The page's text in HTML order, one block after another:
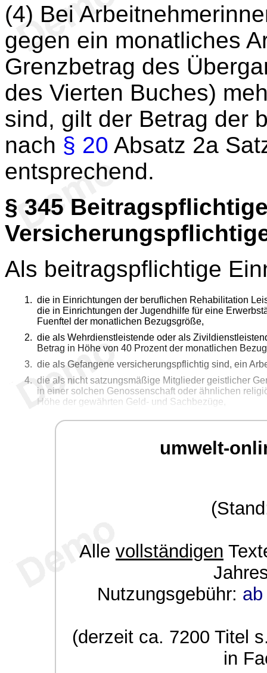
(4) Bei
gegen ein monatliches
Grenzbetrag des
des Vierten Buches)
sind, gilt der Betrag der
nach § 20 Absatz 2a
entsprechend.
§ 345
Als beitragspflichtige
die in Einrichtungen der beruflichen Rehabilitation
die in Einrichtungen der Jugendhilfe für eine
Fuenftel der monatlichen Bezugsgröße,
die als Wehrdienstleistende oder als
Betrag in Höhe von 40 Prozent der monatlichen
die als Gefangene versicherungspflichtig sind, ein
die als nicht satzungsmäßige Mitglieder geistlicher
in einer solchen Genossenschaft oder ähnlichen
Höhe der gewährten Geld- und Sachbezüge,
umwelt-
Alle vollständigen
Nutzungsgebühr:
(derzeit ca. 7200 Titel
in